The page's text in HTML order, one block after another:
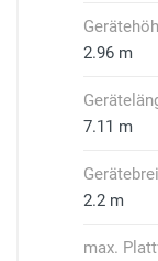
2.96 m
7.11 m
2.2 m
max.